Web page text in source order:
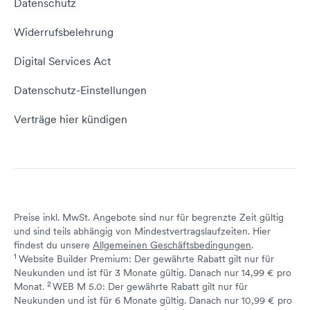
Domain umziehen
E-Mail-Domain
Server Hosting
Kontakt aufnehmen
Empfehlungsprogramm
Domain Reseller
Status dogado.de
Datenschutz
Widerrufsbelehrung
Digital Services Act
Datenschutz-Einstellungen
Verträge hier kündigen
Preise inkl. MwSt. Angebote sind nur für begrenzte Zeit gültig
und sind teils abhängig von Mindestvertragslaufzeiten. Hier
findest du unsere Allgemeinen Geschäftsbedingungen.
1 Website Builder Premium: Der gewährte Rabatt gilt nur für
Neukunden und ist für 3 Monate gültig. Danach nur 14,99 € pro
Monat.↩ 1
2 WEB M 5.0: Der gewährte Rabatt gilt nur für
Neukunden und ist für 6 Monate gültig. Danach nur 10,99 € pro